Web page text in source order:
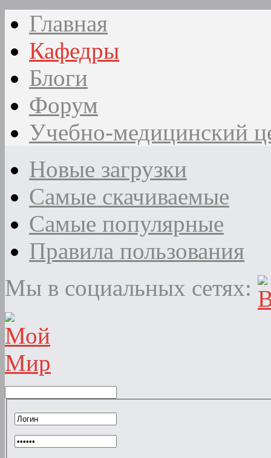
Главная
Кафедры
Блоги
Форум
Учебно-медицинский
Новые загрузки
Самые скачиваемые
Самые популярные
Правила пользования
Мы в социальных сетях: